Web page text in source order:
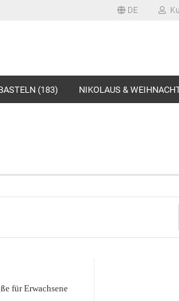
DE
Konto erstellen
(183) NIKOLAUS &
für Erwachsene